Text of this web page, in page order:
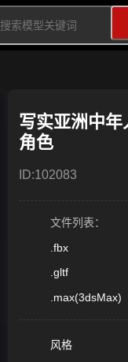
写实亚洲中
角色
ID:102083
文件列表：
.fbx
.gltf
.max(3dsMax)
风格